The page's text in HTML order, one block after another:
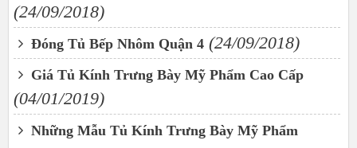
(24/09/2018)
Đóng Tủ Bếp Nhôm Quận 4 (24/09/2018)
Giá Tủ Kính Trưng Bày Mỹ Phẩm Cao Cấp
(04/01/2019)
Những Mẫu Tủ Kính Trưng Bày Mỹ Phẩm